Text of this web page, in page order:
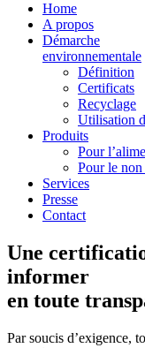
Home
A propos
Démarche
environnementale
Définition
Certificats
Recyclage
Utilisation
Produits
Pour
Pour le
Services
Presse
Contact
Une
informer
en toute
Par soucis d’exigence,